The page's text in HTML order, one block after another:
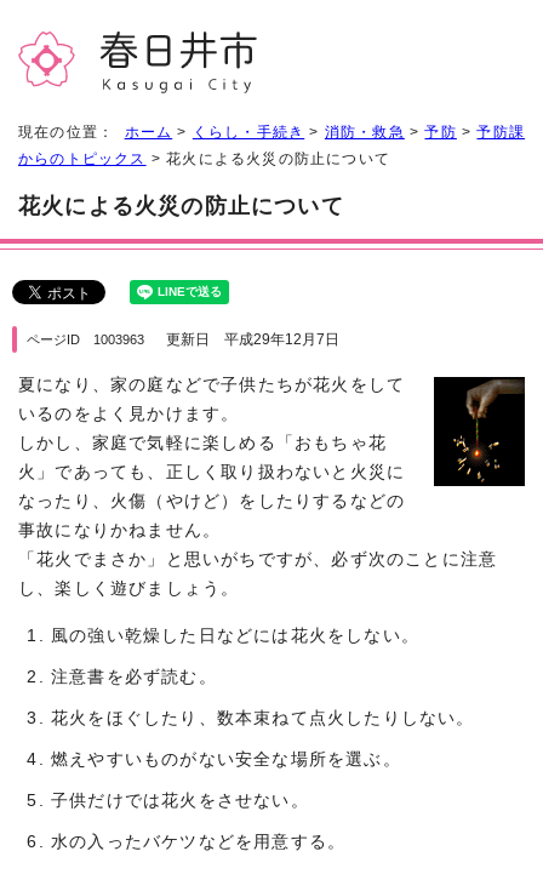
現在の位置： ホーム > くらし・手続き > 消防・救急 >予防 >予防課
からのトピックス > 花火による火災の防止について
花火による火災の防止について
ページID 1003963 更新日 平成29年12月7日
夏になり、家の庭などで子供たちが花火をして
いるのをよく見かけます。
しかし、家庭で気軽に楽しめる「おもちゃ花
火」であっても、正しく取り扱わないと火災に
なったり、火傷（やけど）をしたりするなどの
事故になりかねません。
「花火でまさか」と思いがちですが、必ず次のことに注意
し、楽しく遊びましょう。
風の強い乾燥した日などには花火をしない。
注意書を必ず読む。
花火をほぐしたり、数本束ねて点火したりしない。
燃えやすいものがない安全な場所を選ぶ。
子供だけでは花火をさせない。
水の入ったバケツなどを用意する。